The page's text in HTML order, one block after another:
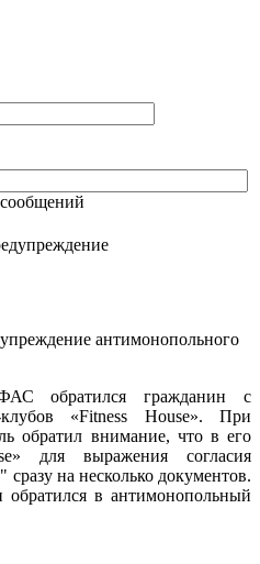
антимонопольного
обратился гражданин с
«Fitness House». При
обратил внимание, что в его
для выражения согласия
сразу на несколько документов.
обратился в антимонопольный